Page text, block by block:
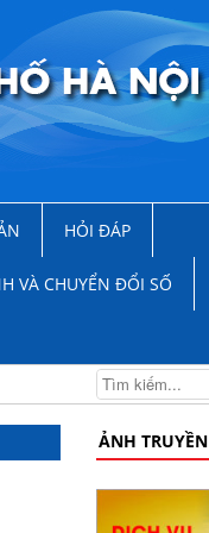
HỎI ĐÁP
VÀ CHUYỂN ĐỔI SỐ
ẢNH